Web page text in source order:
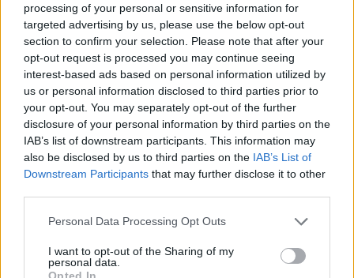
processing of your personal or sensitive information for
targeted advertising by us, please use the below opt-out
section to confirm your selection. Please note that after your
opt-out request is processed you may continue seeing
interest-based ads based on personal information utilized by
us or personal information disclosed to third parties prior to
your opt-out. You may separately opt-out of the further
disclosure of your personal information by third parties on the
IAB’s list of downstream participants. This information may
also be disclosed by us to third parties on the IAB’s List of
Downstream Participants that may further disclose it to other
Personal Data Processing Opt Outs
I want to opt-out of the Sharing of my
personal data.
Opted In
Publié par Jubak 14043 3 3 5 le 5 février 2022 à
8h07.
Chanteurs :
Marillion
Albums : Fugazi